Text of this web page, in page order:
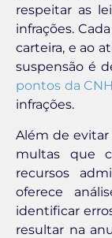
respeitar as
infrações.
carteira, e ao
suspensão é
pontos da CNH
infrações.
Além de evitar
multas que
recursos
oferece
identificar
resultar na